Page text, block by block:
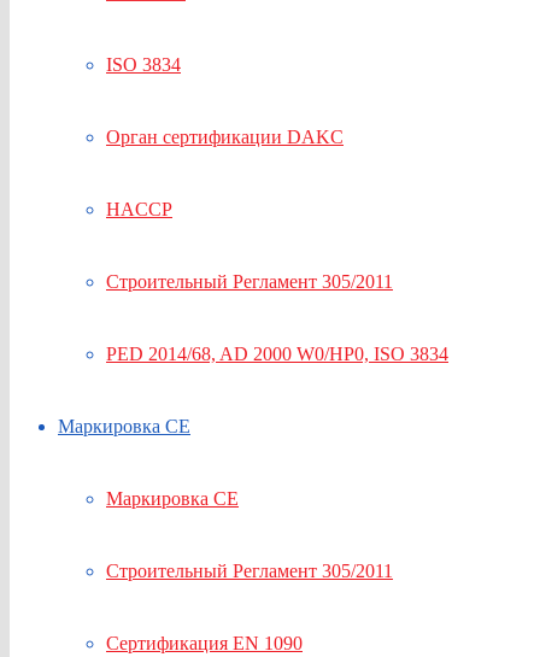
ISO 3834
Орган сертификации DAKC
HACCP
Строительный Регламент 305/2011
PED 2014/68, AD 2000 W0/HP0, ISO 3834
Маркировка СЕ
Маркировка СЕ
Строительный Регламент 305/2011
Сертификация EN 1090